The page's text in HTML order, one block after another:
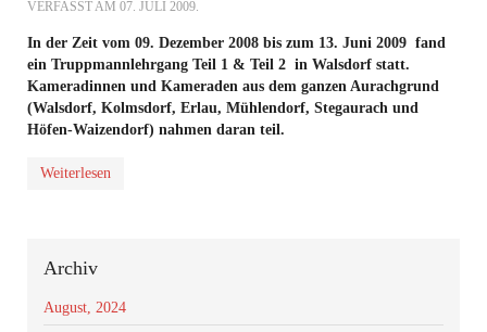
VERFASST AM 07. JULI 2009.
In der Zeit vom 09. Dezember 2008 bis zum 13. Juni 2009 fand
ein Truppmannlehrgang Teil 1 & Teil 2 in Walsdorf statt.
Kameradinnen und Kameraden aus dem ganzen Aurachgrund
(Walsdorf, Kolmsdorf, Erlau, Mühlendorf, Stegaurach und
Höfen-Waizendorf) nahmen daran teil.
Weiterlesen
Archiv
August, 2024